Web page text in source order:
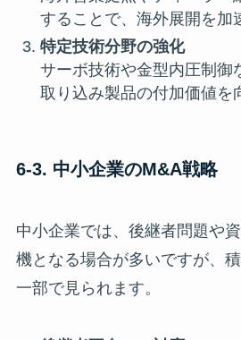
することで、海外展開を加
特定技術分野の強化
サーボ技術や金型内圧制御
取り込み製品の付加価値を
6-3. 中小企業のM&A戦略
中小企業では、後継者問題や
機となる場合が多いですが、
一部で見られます。